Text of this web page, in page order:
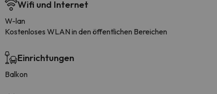
Wifi und Internet
W-lan
Kostenloses WLAN in den öffentlichen Bereichen
Einrichtungen
Balkon